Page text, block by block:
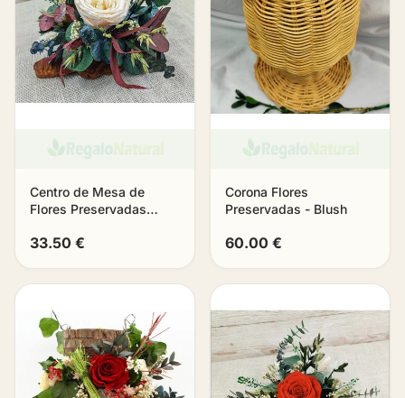
Centro de Mesa de
Flores Preservadas
33.50 €
Corona Flores
Preservadas - Blush
60.00 €